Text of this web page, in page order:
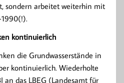
sondern arbeitet weiterhin mit
kontinuierlich
die Grundwasserstände in
kontinuierlich. Wiederholte
an das LBEG (Landesamt für